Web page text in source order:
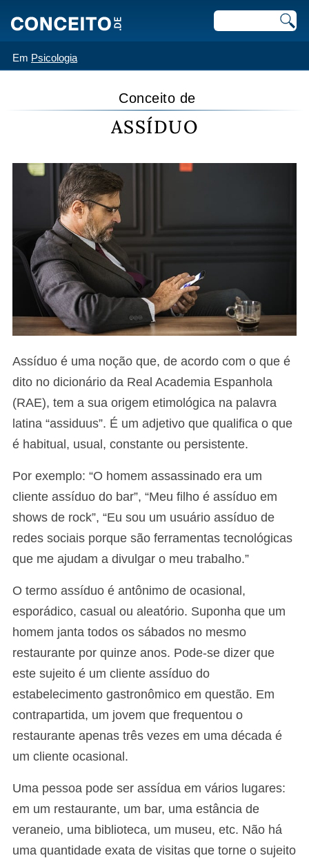
Em Psicologia
Conceito de
ASSÍDUO
Assíduo é uma noção que, de acordo com o que é
dito no dicionário da Real Academia Espanhola
(RAE), tem a sua origem etimológica na palavra
latina “assiduus”. É um adjetivo que qualifica o que
é habitual, usual, constante ou persistente.
Por exemplo: “O homem assassinado era um
cliente assíduo do bar”, “Meu filho é assíduo em
shows de rock”, “Eu sou um usuário assíduo de
redes sociais porque são ferramentas tecnológicas
que me ajudam a divulgar o meu trabalho.”
O termo assíduo é antônimo de ocasional,
esporádico, casual ou aleatório. Suponha que um
homem janta todos os sábados no mesmo
restaurante por quinze anos. Pode-se dizer que
este sujeito é um cliente assíduo do
estabelecimento gastronômico em questão. Em
contrapartida, um jovem que frequentou o
restaurante apenas três vezes em uma década é
um cliente ocasional.
Uma pessoa pode ser assídua em vários lugares:
em um restaurante, um bar, uma estância de
veraneio, uma biblioteca, um museu, etc. Não há
uma quantidade exata de visitas que torne o sujeito